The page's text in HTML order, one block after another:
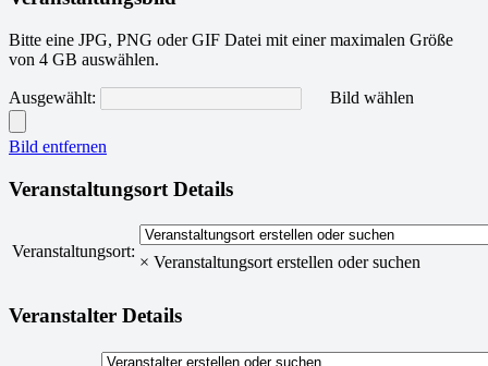
Bitte eine JPG, PNG oder GIF Datei mit einer maximalen Größe
von 4 GB auswählen.
Ausgewählt: Bild wählen
Bild entfernen
Veranstaltungsort Details
Veranstaltungsort:
× Veranstaltungsort erstellen oder suchen
Veranstalter Details